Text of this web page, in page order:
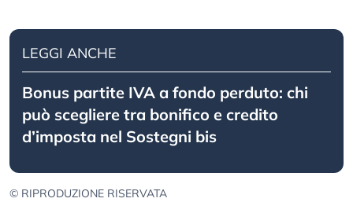
LEGGI ANCHE
Bonus partite IVA a fondo perduto: chi
può scegliere tra bonifico e credito
d’imposta nel Sostegni bis
© RIPRODUZIONE RISERVATA